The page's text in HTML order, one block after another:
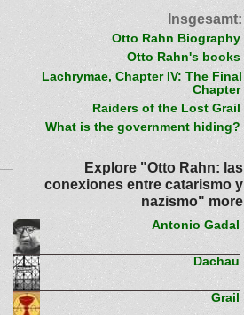
Insgesamt:
Otto Rahn Biography
Otto Rahn's books
Lachrymae, Chapter IV: The Final
Chapter
Raiders of the Lost Grail
What is the government hiding?
Explore "Otto Rahn: las
conexiones entre catarismo y
nazismo" more
Antonio Gadal
Dachau
Grail